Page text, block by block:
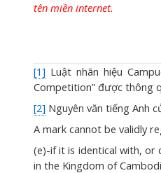
tên miền internet.
[1] Luật nhãn hiệu
Competition” được thông
[2] Nguyên văn tiếng Anh
A mark cannot be validly
(e)-if it is identical with, or
in the Kingdom of